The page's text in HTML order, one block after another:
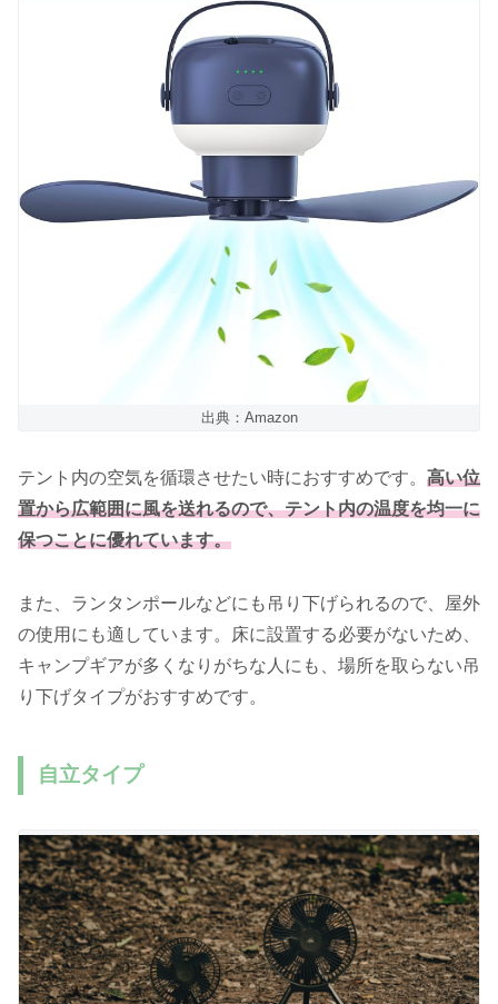
出典：Amazon
テント内の空気を循環させたい時におすすめです。 高い位
置から広範囲に風を送れるので、テント内の温度を均一に
保つことに優れています。
また、ランタンポールなどにも吊り下げられるので、屋外
の使用にも適しています。床に設置する必要がないため、
キャンプギアが多くなりがちな人にも、場所を取らない吊
り下げタイプがおすすめです。
自立タイプ